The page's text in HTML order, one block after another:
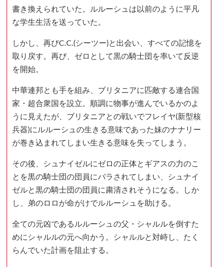
書き換えられていた。ルルーシュは以前のように平凡
な学生生活を送っていた。
しかし、再びC.C.(シーツー)と出会い、すべての記憶を
取り戻す。再び、ゼロとして黒の騎士団を率いて反逆
を開始。
中華連邦とも手を組み、ブリタニアに匹敵する連合国
家・超合衆国を設立。順調に物事が進んでいるかのよ
うに見えたが、ブリタニアとの戦いでフレイヤ(新型核
兵器)にルルーシュの生きる意味であった妹のナナリー
が巻き込まれてしまい生きる意味を失ってしまう。
その後、シュナイゼルにゼロの正体とギアスの力のこ
とを黒の騎士団の団員にバラされてしまい、シュナイ
ゼルと黒の騎士団の団員に粛清されそうになる。しか
し、弟のロロが命がけでルルーシュを助ける。
全ての元凶であるルルーシュの父・シャルルを倒すた
めにシャルルの元へ向かう。シャルルと対峙し、たく
らんでいた計画を阻止する。